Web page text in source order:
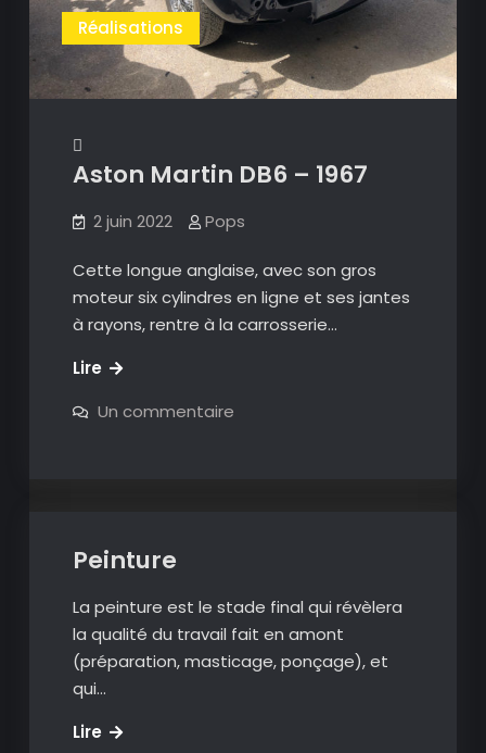
Réalisations
Aston Martin DB6 – 1967
2 juin 2022 Pops
Cette longue anglaise, avec son gros
moteur six cylindres en ligne et ses jantes
à rayons, rentre à la carrosserie…
LireAston
DB6
Un commentairesur
Peinture
La peinture est le stade final qui révèlera
la qualité du travail fait en amont
(préparation, masticage, ponçage), et
qui…
LirePeinture